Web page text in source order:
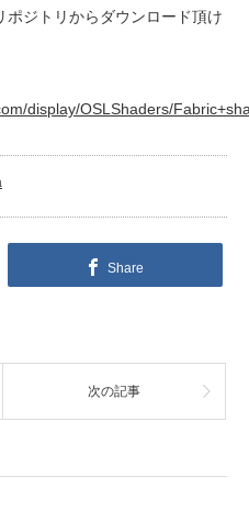
ジトリからダウンロード頂け
display/OSLShaders/
Share
次の記事